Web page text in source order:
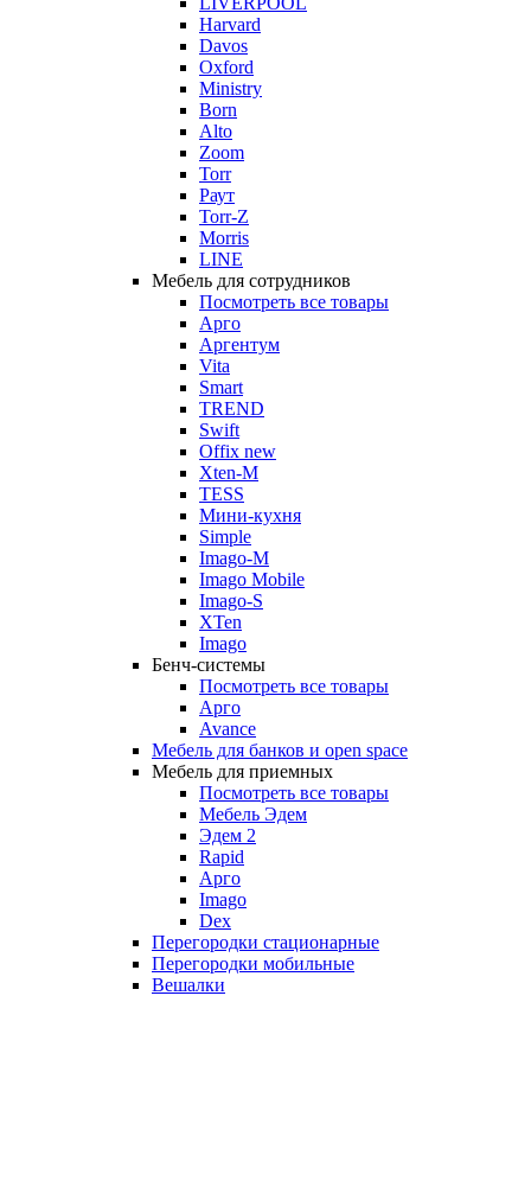
Harvard
Davos
Oxford
Ministry
Born
Alto
Zoom
Torr
Раут
Torr-Z
Morris
LINE
Мебель для сотрудников
Посмотреть все товары
Арго
Аргентум
Vita
Smart
TREND
Swift
Offix new
Xten-M
TESS
Мини-кухня
Simple
Imago-M
Imago Mobile
Imago-S
XTen
Imago
Бенч-системы
Посмотреть все товары
Арго
Avance
Мебель для банков и open space
Мебель для приемных
Посмотреть все товары
Мебель Эдем
Эдем 2
Rapid
Арго
Imago
Dex
Перегородки стационарные
Перегородки мобильные
Вешалки